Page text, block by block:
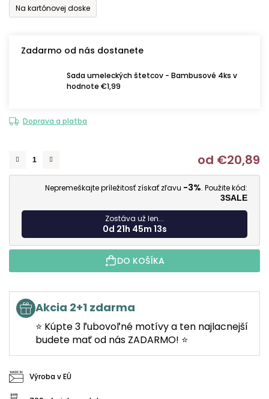
Na kartónovej doske
Zadarmo od nás dostanete
Sada umeleckých štetcov - Bambusové 4ks v
hodnote €1,99
Doprava a platba
od €20,89
Nepremeškajte príležitosť získať zľavu -3%. Použite kód:
3SALE
Zostáva už len...
0d 21h 45m 12s
DO KOŠÍKA
Akcia 2+1 zdarma
⭐ Kúpte 3 ľubovoľné motívy a ten najlacnejší
budete mať od nás ZADARMO! ⭐
Výroba v EÚ